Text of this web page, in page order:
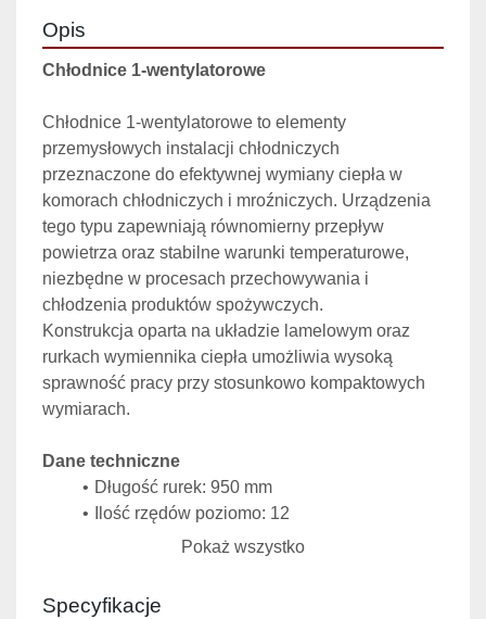
Opis
Chłodnice 1-wentylatorowe
Chłodnice 1-wentylatorowe to elementy
przemysłowych instalacji chłodniczych
przeznaczone do efektywnej wymiany ciepła w
komorach chłodniczych i mroźniczych. Urządzenia
tego typu zapewniają równomierny przepływ
powietrza oraz stabilne warunki temperaturowe,
niezbędne w procesach przechowywania i
chłodzenia produktów spożywczych.
Konstrukcja oparta na układzie lamelowym oraz
rurkach wymiennika ciepła umożliwia wysoką
sprawność pracy przy stosunkowo kompaktowych
wymiarach.
Dane techniczne
Długość rurek: 950 mm
Ilość rzędów poziomo: 12
Ilość rzędów pionowo: 8
Pokaż wszystko
Specyfikacje